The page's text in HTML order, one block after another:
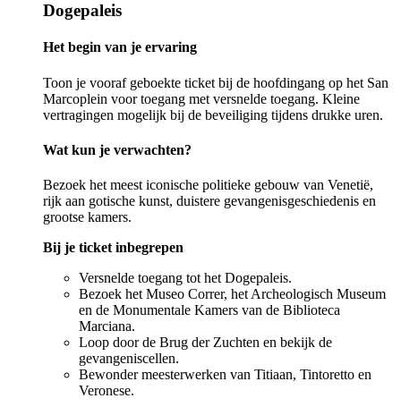
Dogepaleis
Het begin van je ervaring
Toon je vooraf geboekte ticket bij de hoofdingang op het San
Marcoplein voor toegang met versnelde toegang. Kleine
vertragingen mogelijk bij de beveiliging tijdens drukke uren.
Wat kun je verwachten?
Bezoek het meest iconische politieke gebouw van Venetië,
rijk aan gotische kunst, duistere gevangenisgeschiedenis en
grootse kamers.
Bij je ticket inbegrepen
Versnelde toegang tot het Dogepaleis.
Bezoek het Museo Correr, het Archeologisch Museum
en de Monumentale Kamers van de Biblioteca
Marciana.
Loop door de Brug der Zuchten en bekijk de
gevangeniscellen.
Bewonder meesterwerken van Titiaan, Tintoretto en
Veronese.